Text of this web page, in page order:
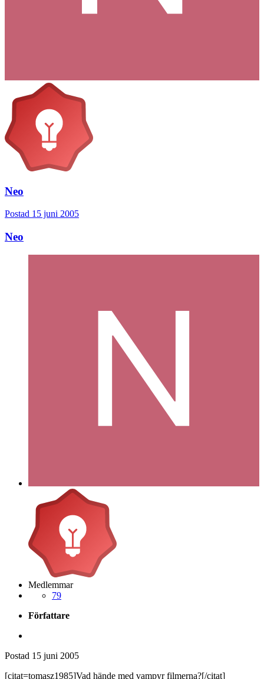
Neo
Postad 15 juni 2005
Neo
Medlemmar
79
Författare
Postad 15 juni 2005
[citat=tomasz1985]Vad hände med vampyr filmerna?[/citat]